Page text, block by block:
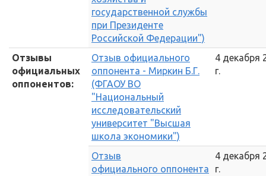
государственной службы
при Президенте
Российской Федерации")
Отзывы
официальных
оппонентов:
Отзыв официального
оппонента - Миркин Б.Г.
(ФГАОУ ВО
"Национальный
исследовательский
университет "Высшая
школа экономики")
4 декабря
г.
Отзыв
официального оппонента
4 декабря
г.